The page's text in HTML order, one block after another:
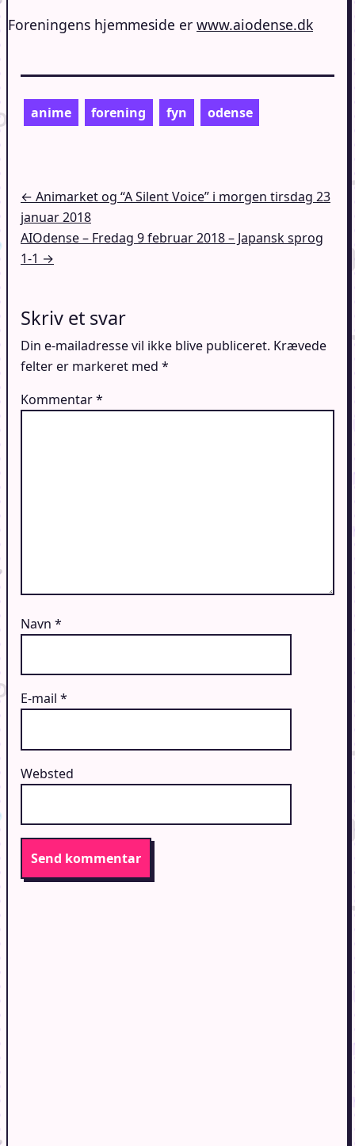
Foreningens hjemmeside er www.aiodense.dk
anime forening fyn odense
Indlægsnavigation
← Animarket og “A Silent Voice” i morgen tirsdag 23
januar 2018
AIOdense – Fredag 9 februar 2018 – Japansk sprog
1-1 →
Skriv et svar
Din e-mailadresse vil ikke blive publiceret. Krævede
felter er markeret med *
Kommentar*
Navn *
E-mail *
Websted